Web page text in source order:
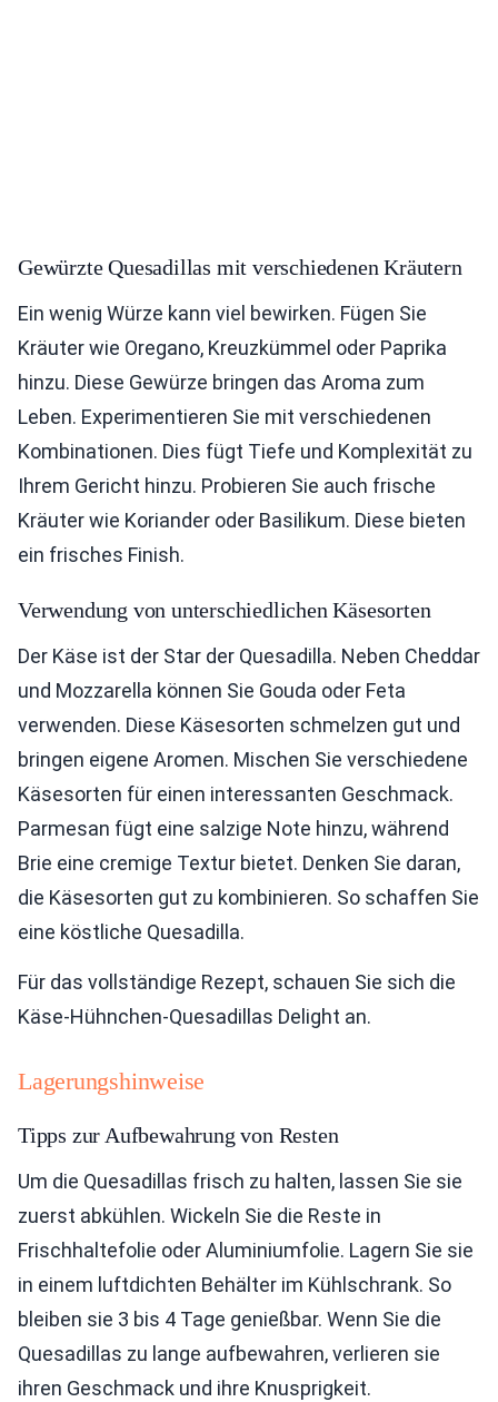
Gewürzte Quesadillas mit verschiedenen Kräutern
Ein wenig Würze kann viel bewirken. Fügen Sie
Kräuter wie Oregano, Kreuzkümmel oder Paprika
hinzu. Diese Gewürze bringen das Aroma zum
Leben. Experimentieren Sie mit verschiedenen
Kombinationen. Dies fügt Tiefe und Komplexität zu
Ihrem Gericht hinzu. Probieren Sie auch frische
Kräuter wie Koriander oder Basilikum. Diese bieten
ein frisches Finish.
Verwendung von unterschiedlichen Käsesorten
Der Käse ist der Star der Quesadilla. Neben Cheddar
und Mozzarella können Sie Gouda oder Feta
verwenden. Diese Käsesorten schmelzen gut und
bringen eigene Aromen. Mischen Sie verschiedene
Käsesorten für einen interessanten Geschmack.
Parmesan fügt eine salzige Note hinzu, während
Brie eine cremige Textur bietet. Denken Sie daran,
die Käsesorten gut zu kombinieren. So schaffen Sie
eine köstliche Quesadilla.
Für das vollständige Rezept, schauen Sie sich die
Käse-Hühnchen-Quesadillas Delight an.
Lagerungshinweise
Tipps zur Aufbewahrung von Resten
Um die Quesadillas frisch zu halten, lassen Sie sie
zuerst abkühlen. Wickeln Sie die Reste in
Frischhaltefolie oder Aluminiumfolie. Lagern Sie sie
in einem luftdichten Behälter im Kühlschrank. So
bleiben sie 3 bis 4 Tage genießbar. Wenn Sie die
Quesadillas zu lange aufbewahren, verlieren sie
ihren Geschmack und ihre Knusprigkeit.